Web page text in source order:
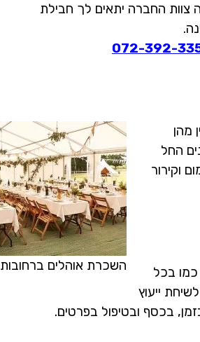
החברה יתאים לך חבילת
072-392-
השכרת אוהלים ברחובות
מהן
החל
בכל
ייעוץ
בכסף ובטיפול בפרטים.